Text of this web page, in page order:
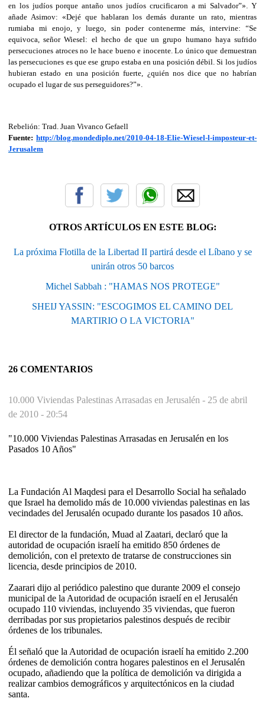
en los judíos porque antaño unos judíos crucificaron a mi Salvador”». Y
añade Asimov: «Dejé que hablaran los demás durante un rato, mientras
rumiaba mi enojo, y luego, sin poder contenerme más, intervine: “Se
equivoca, señor Wiesel: el hecho de que un grupo humano haya sufrido
persecuciones atroces no le hace bueno e inocente. Lo único que demuestran
las persecuciones es que ese grupo estaba en una posición débil. Si los judíos
hubieran estado en una posición fuerte, ¿quién nos dice que no habrían
ocupado el lugar de sus perseguidores?”».
Rebelión: Trad. Juan Vivanco Gefaell
Fuente: http://blog.mondediplo.net/2010-04-18-Elie-Wiesel-l-imposteur-et-
Jerusalem
OTROS ARTÍCULOS EN ESTE BLOG:
La próxima Flotilla de la Libertad II partirá desde el Líbano y se
unirán otros 50 barcos
Michel Sabbah : "HAMAS NOS PROTEGE"
SHEIJ YASSIN: "ESCOGIMOS EL CAMINO DEL
MARTIRIO O LA VICTORIA"
26 COMENTARIOS
10.000 Viviendas Palestinas Arrasadas en Jerusalén - 25 de abril
de 2010 - 20:54
"10.000 Viviendas Palestinas Arrasadas en Jerusalén en los
Pasados 10 Años"
La Fundación Al Maqdesi para el Desarrollo Social ha señalado
que Israel ha demolido más de 10.000 viviendas palestinas en las
vecindades del Jerusalén ocupado durante los pasados 10 años.
El director de la fundación, Muad al Zaatari, declaró que la
autoridad de ocupación israelí ha emitido 850 órdenes de
demolición, con el pretexto de tratarse de construcciones sin
licencia, desde principios de 2010.
Zaarari dijo al periódico palestino que durante 2009 el consejo
municipal de la Autoridad de ocupación israelí en el Jerusalén
ocupado 110 viviendas, incluyendo 35 viviendas, que fueron
derribadas por sus propietarios palestinos después de recibir
órdenes de los tribunales.
Él señaló que la Autoridad de ocupación israelí ha emitido 2.200
órdenes de demolición contra hogares palestinos en el Jerusalén
ocupado, añadiendo que la política de demolición va dirigida a
realizar cambios demográficos y arquitectónicos en la ciudad
santa.